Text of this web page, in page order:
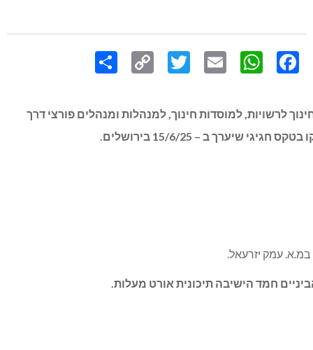
Facebook
WhatsApp
Email
Twitter
Copy
Link
פרסי החינוך לרשויות, למוסדות חינוך, למנהלות ומנהלים פורצי דרך
במ.א. עמק יזרעאל.
חמד הישיבה תיכונית אורט מעלות.